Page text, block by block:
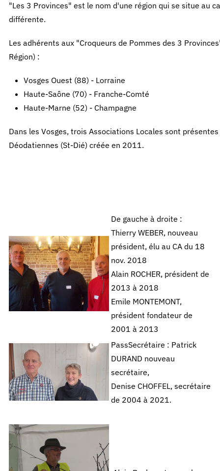
"Les 3 Provinces" est le nom d'une région qui se situe au
différente.
Les adhérents aux "Croqueurs de Pommes des 3
Région) :
Vosges Ouest (88) - Lorraine
Haute-Saône (70) - Franche-Comté
Haute-Marne (52) - Champagne
Dans les Vosges, trois Associations Locales sont
Déodatiennes (St-Dié) créée en 2011.
De gauche à droite :
Thierry WEBER, nouveau
président, élu au CA du 18
nov. 2018
Alain ROCHER, président de
2013 à 2018
Emile MONTEMONT,
président fondateur de
2001 à 2013
PassSecrétaire : Patrick
DURAND nouveau
secrétaire,
Denise CHOFFEL, secrétaire
de 2004 à 2021.